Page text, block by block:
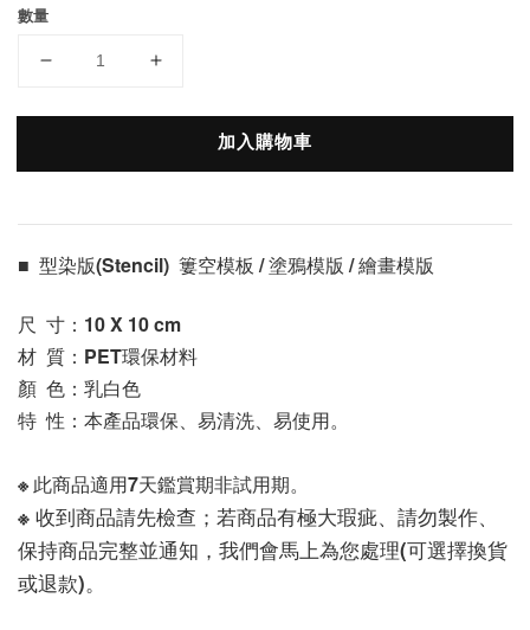
數量
加入購物車
■  型染版(Stencil)  簍空模板 / 塗鴉模版 / 繪畫模版
尺  寸：10 X 10 cm
材  質：PET環保材料
顏  色：乳白色
特  性：本產品環保、易清洗、易使用。
※ 此商品適用7天鑑賞期非試用期。
※ 收到商品請先檢查；若商品有極大瑕疵、請勿製作、
保持商品完整並通知，我們會馬上為您處理(可選擇換貨
或退款)。